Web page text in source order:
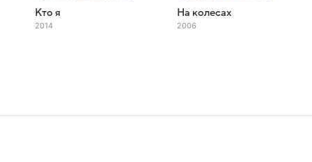
Кто я
2014
На колесах
2006